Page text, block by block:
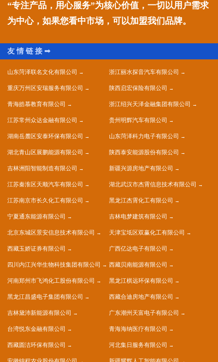
“专注产品，用心服务”为核心价值，一切以用户需求
为中心，如果您看中市场，可以加盟我们品牌。
山东菏泽联名文化有限公司 浙江丽水探音汽车有限公司
重庆万州区安瑞服务有限公司 陕西启宏保险有限公司
青海皓慕教育有限公司 浙江绍兴天泽金融集团有限公司
江苏常州众达金融有限公司 贵州明辉汽车有限公司
湖南岳麓区安泰环保有限公司 山东菏泽科力电子有限公司
湖北青山区展鹏能源有限公司 陕西泰安能源股份有限公司
吉林洲阳智能制造有限公司 新疆兴源房地产有限公司
江苏秦淮区天顺汽车有限公司 湖北武汉市杰霄信息技术有限公司
江苏南京市长久化工有限公司 黑龙江杰霄化工有限公司
宁夏通东能源有限公司 吉林电梦建筑有限公司
北京东城区景安信息技术有限公司 天津宝坻区双赢化工有限公司
西藏玉娇证券有限公司 广西亿达电子有限公司
四川内江兴华生物科技集团有限公司 西藏贝南能源有限公司
河南郑州市飞鸿化工股份有限公司 黑龙江棋远环保有限公司
黑龙江昌盛电子集团有限公司 西藏合迪房地产有限公司
吉林黛沛新能源有限公司 广东潮州天富电子有限公司
台湾悦东金融有限公司 青海海纳医疗有限公司
西藏圆洁环保有限公司 河北集日服务有限公司